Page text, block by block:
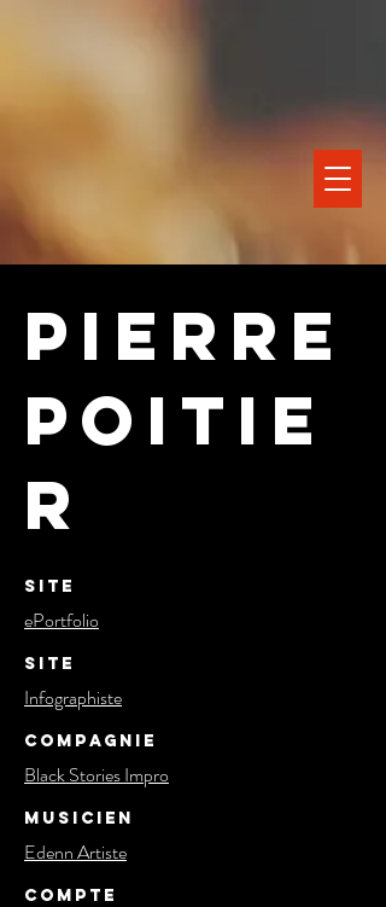
Pierre
Poitie
r
Site
ePortfolio
Site
Infographiste
Compagnie
Black Stories Impro
Musicien
Edenn Artiste
Compte